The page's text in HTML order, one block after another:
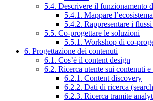
5.4. Descrivere il funzionamento
5.4.1. Mappare l’ecosistema
5.4.2. Rappresentare i
5.5. Co-progettare le soluzioni
5.5.1. Workshop di co-
6. Progettazione dei contenuti
6.1. Cos’è il content design
6.2. Ricerca utente sui contenuti
6.2.1. Content discovery
6.2.2. Dati di ricerca
6.2.3. Ricerca tramite